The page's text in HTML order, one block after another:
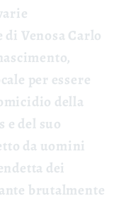
Venosa Carlo
per essere
della
e del suo
da uomini
dei
brutalmente